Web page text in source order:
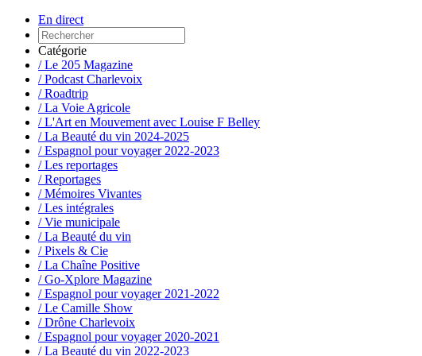
En direct
Catégorie
/ Le 205 Magazine
/ Podcast Charlevoix
/ Roadtrip
/ La Voie Agricole
/ L'Art en Mouvement avec Louise F Belley
/ La Beauté du vin 2024-2025
/ Espagnol pour voyager 2022-2023
/ Les reportages
/ Reportages
/ Mémoires Vivantes
/ Les intégrales
/ Vie municipale
/ La Beauté du vin
/ Pixels & Cie
/ La Chaîne Positive
/ Go-Xplore Magazine
/ Espagnol pour voyager 2021-2022
/ Le Camille Show
/ Drône Charlevoix
/ Espagnol pour voyager 2020-2021
/ La Beauté du vin 2022-2023